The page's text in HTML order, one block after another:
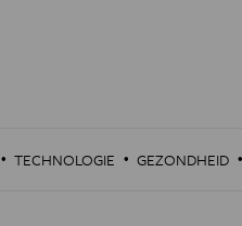
· TECHNOLOGIE · GEZONDHEID ·